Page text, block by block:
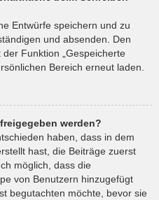
Entwürfe speichern und zu
und absenden. Den
Funktion „Gespeicherte
Bereich erneut laden.
werden?
haben, dass in dem
hast, die Beiträge zuerst
möglich, dass die
von Benutzern hinzugefügt
begutachten möchte, bevor sie